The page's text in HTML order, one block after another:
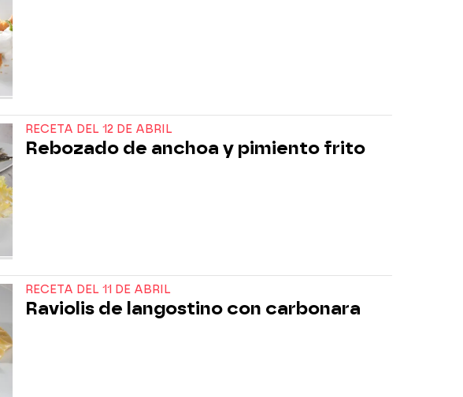
RECETA DEL 12 DE ABRIL
Rebozado de anchoa y pimiento frito
RECETA DEL 11 DE ABRIL
Raviolis de langostino con carbonara